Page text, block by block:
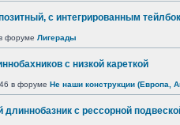
с интегрированным
форуме Лигерады
с низкой кареткой
в форуме Не наши конструкции (Европа,
с рессорной